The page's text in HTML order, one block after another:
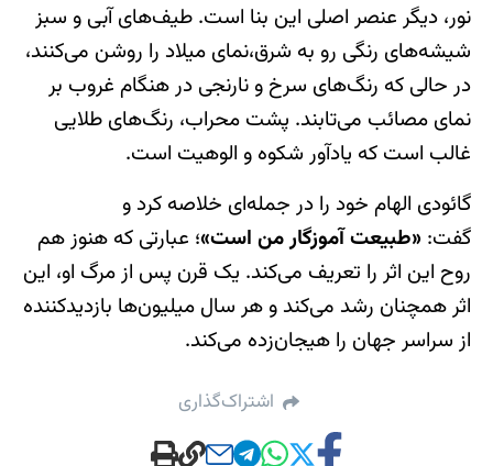
نور، دیگر عنصر اصلی این بنا است. طیف‌های آبی و سبز
شیشه‌های رنگی رو به شرق،نمای میلاد را روشن می‌کنند،
در حالی که رنگ‌های سرخ و نارنجی در هنگام غروب بر
نمای مصائب می‌تابند. پشت محراب، رنگ‌های طلایی
غالب است که یادآور شکوه و الوهیت است.
گائودی الهام خود را در جمله‌ای خلاصه کرد و
گفت: «طبیعت آموزگار من است»؛ عبارتی که هنوز هم
روح این اثر را تعریف می‌کند. یک قرن پس از مرگ او، این
اثر همچنان رشد می‌کند و هر سال میلیون‌ها بازدیدکننده
از سراسر جهان را هیجان‌زده می‌کند.
اشتراک‌گذاری